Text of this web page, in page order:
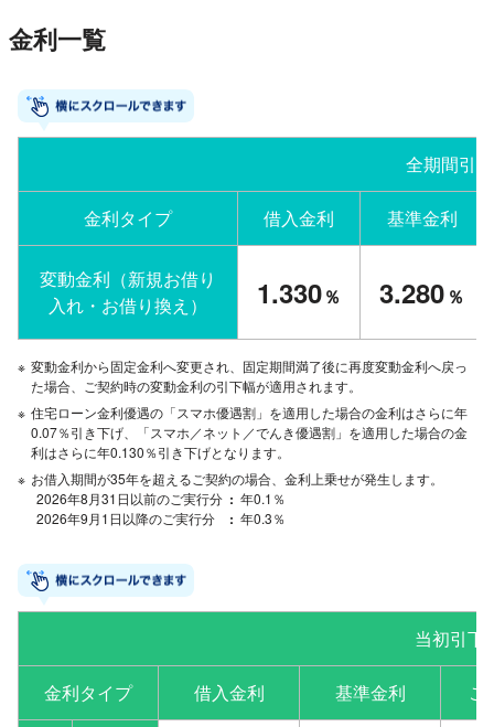
金利一覧
全期間引
金利タイプ 借入金利 基準金利
変動金利（新規お借り
入れ・お借り換え）
1.330％ 3.280 ％
※ 変動金利から固定金利へ変更され、固定期間満了後に再度変動金利へ戻っ
た場合、ご契約時の変動金利の引下幅が適用されます。
※ 住宅ローン金利優遇の「スマホ優遇割」を適用した場合の金利はさらに年
0.07％引き下げ、「スマホ／ネット／でんき優遇割」を適用した場合の金
利はさらに年0.130％引き下げとなります。
※ お借入期間が35年を超えるご契約の場合、金利上乗せが発生します。
2026年8月31日以前のご実行分
年0.1％
2026年9月1日以降のご実行分
年0.3％
当初引下
金利タイプ 借入金利 基準金利 ご